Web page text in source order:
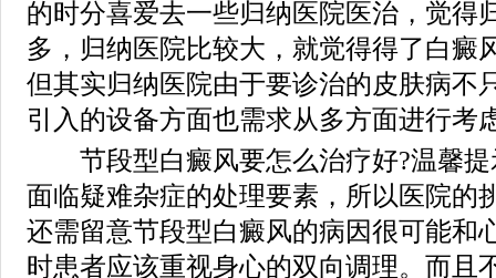
的时分喜爱去一些归纳医院医治，觉得
多，归纳医院比较大，就觉得得了白癜
但其实归纳医院由于要诊治的皮肤病不
引入的设备方面也需求从多方面进行考
节段型白癜风要怎么治疗好?温馨提
面临疑难杂症的处理要素，所以医院的
还需留意节段型白癜风的病因很可能和
时患者应该重视身心的双向调理。而且